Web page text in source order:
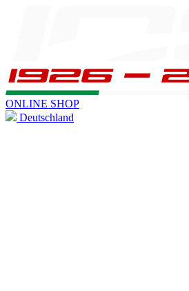
ONLINE SHOP
Deutschland